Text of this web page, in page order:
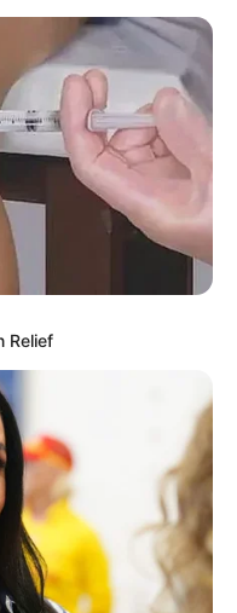
– Retteghet az
Relief